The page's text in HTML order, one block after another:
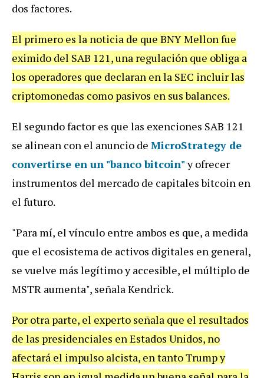
dos factores.
El primero es la noticia de que BNY Mellon fue
eximido del SAB 121, una regulación que obliga a
los operadores que declaran en la SEC incluir las
criptomonedas como pasivos en sus balances.
El segundo factor es que las exenciones SAB 121
se alinean con el anuncio de MicroStrategy de
convertirse en un "banco bitcoin"y ofrecer
instrumentos del mercado de capitales bitcoin en
el futuro.
"Para mí, el vínculo entre ambos es que, a medida
que el ecosistema de activos digitales en general,
se vuelve más legítimo y accesible, el múltiplo de
MSTR aumenta", señala Kendrick.
Por otra parte, el experto señala que el resultados
de las presidenciales en Estados Unidos, no
afectará el impulso alcista, en tanto Trump y